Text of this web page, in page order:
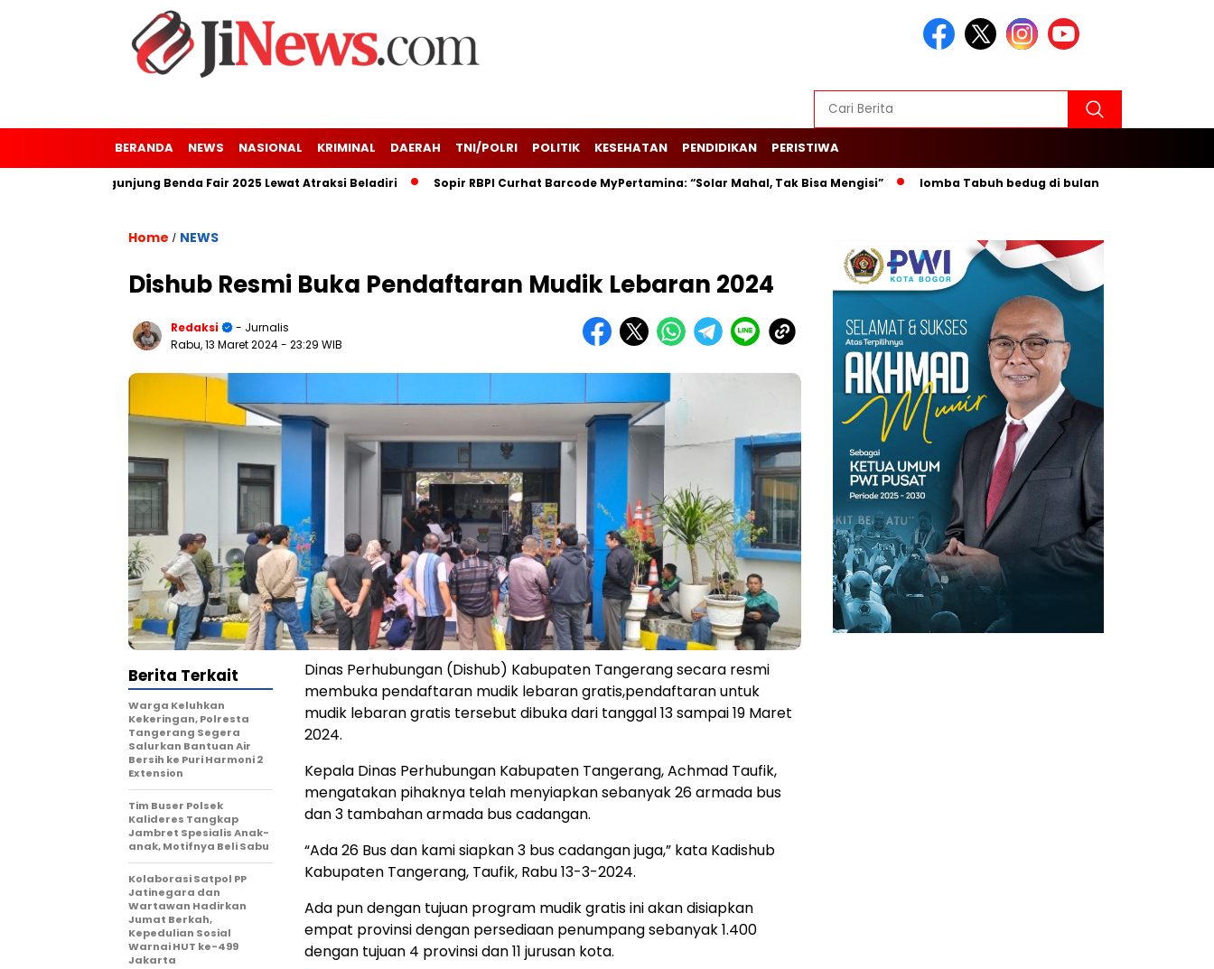
BERANDA NEWS NASIONAL KRIMINAL DAERAH TNI/POLRI POLITIK KESEHATAN PENDIDIKAN PERISTIWA
Pengunjung Benda Fair 2025 Lewat Atraksi Beladiri Sopir RBPI Curhat Barcode MyPertamina: “Solar Mahal, Tak Bisa Mengisi” lomba Tabuh bedug di bulan ramadhan 1445 H di
Home / NEWS
Dishub Resmi Buka Pendaftaran Mudik Lebaran 2024
Redaksi
- Jurnalis
Rabu, 13 Maret 2024- 23:29 WIB
Dinas Perhubungan (Dishub) Kabupaten Tangerang secara resmi
membuka pendaftaran mudik lebaran gratis,pendaftaran untuk
mudik lebaran gratis tersebut dibuka dari tanggal 13 sampai 19 Maret
2024.
Kepala Dinas Perhubungan Kabupaten Tangerang, Achmad Taufik,
mengatakan pihaknya telah menyiapkan sebanyak 26 armada bus
dan 3 tambahan armada bus cadangan.
“Ada 26 Bus dan kami siapkan 3 bus cadangan juga,” kata Kadishub
Kabupaten Tangerang, Taufik, Rabu 13-3-2024.
Ada pun dengan tujuan program mudik gratis ini akan disiapkan
empat provinsi dengan persediaan penumpang sebanyak 1.400
dengan tujuan 4 provinsi dan 11 jurusan kota.
Berita Terkait
Warga Keluhkan
Kekeringan, Polresta
Tangerang Segera
Salurkan Bantuan Air
Bersih ke Puri Harmoni 2
Extension
Tim Buser Polsek
Kalideres Tangkap
Jambret Spesialis Anak-
anak, Motifnya Beli Sabu
Kolaborasi Satpol PP
Jatinegara dan
Wartawan Hadirkan
Jumat Berkah,
Kepedulian Sosial
Warnai HUT ke-499
Jakarta